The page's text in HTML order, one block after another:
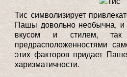
Тис символизирует
Пашы довольно необычна, и
вкусом и стилем, так
предрасположенностями
этих факторов придает
харизматичности.